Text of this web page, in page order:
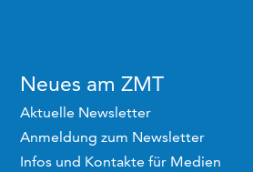
Neues am ZMT
Aktuelle Newsletter
Anmeldung zum Newsletter
Infos und Kontakte für Medien